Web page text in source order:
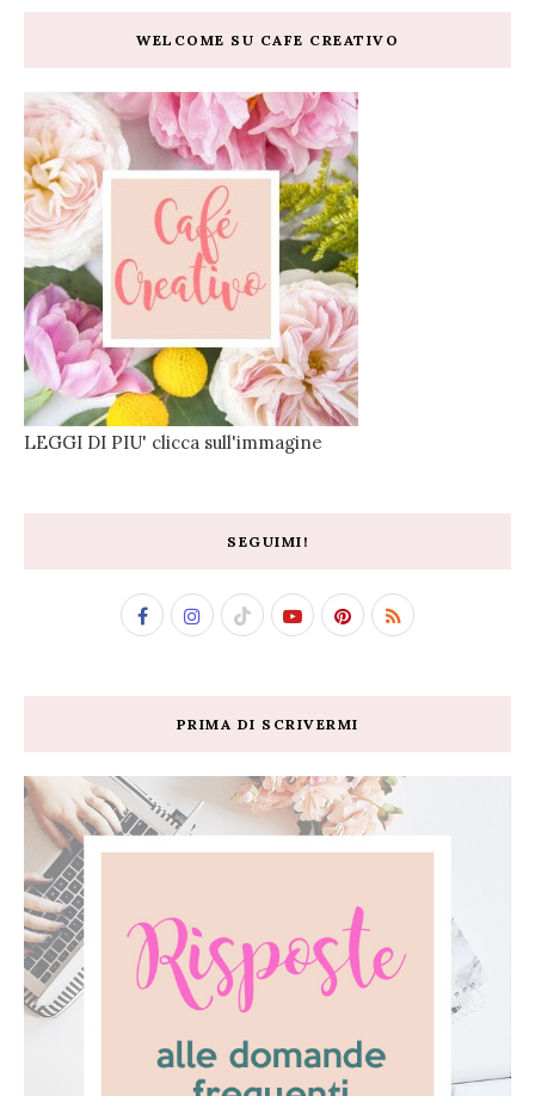
WELCOME SU CAFE CREATIVO
LEGGI DI PIU' clicca sull'immagine
SEGUIMI!
PRIMA DI SCRIVERMI